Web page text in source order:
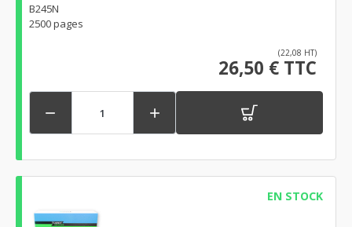
B245N
2500 pages
(22,08 HT)
26,50 € TTC
 
EN STOCK